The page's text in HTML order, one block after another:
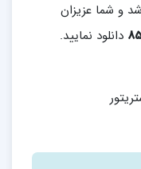
و شما عزیزان
دانلود نمایید.